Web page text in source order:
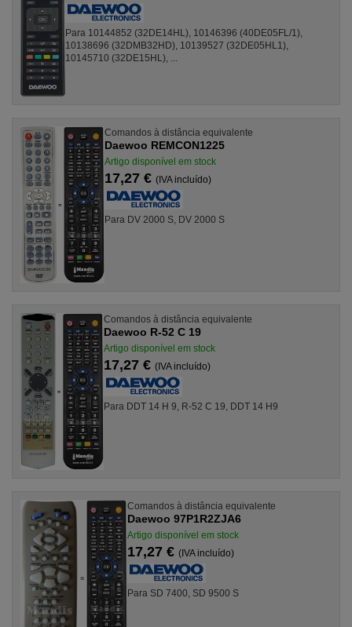
Para 10144852 (32DE14HL), 10146396 (40DE05FL/1),
10138696 (32DMB32HD), 10139527 (32DE05HL1),
10145710 (32DE15HL), ...
Comandos à distância equivalente
Daewoo REMCON1225
Artigo disponível em stock
17,27 € (IVA incluído)
Para DV 2000 S, DV 2000 S
Comandos à distância equivalente
Daewoo R-52 C 19
Artigo disponível em stock
17,27 € (IVA incluído)
Para DDT 14 H 9, R-52 C 19, DDT 14 H9
Comandos à distância equivalente
Daewoo 97P1R2ZJA6
Artigo disponível em stock
17,27 €(IVA incluído)
Para SD 7400, SD 9500 S